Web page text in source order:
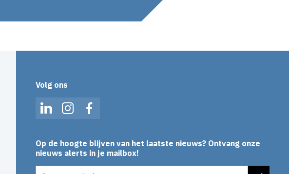
Volg ons
LinkedInInstagramFacebook
Op de hoogte blijven van het laatste nieuws? Ontvang onze
nieuws alerts in je mailbox!